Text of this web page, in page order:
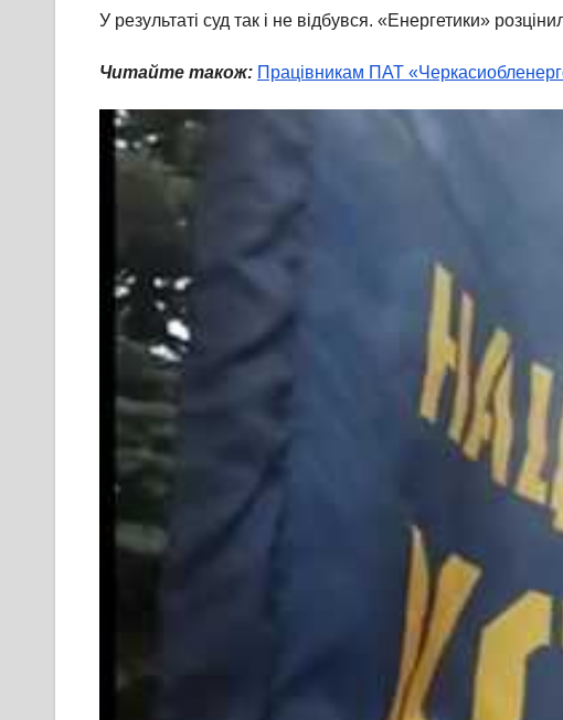
У результаті суд так і не відбувся. «Енергетики»
Читайте також: Працівникам ПАТ